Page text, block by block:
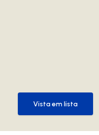
Vista em lista
Vista em lista